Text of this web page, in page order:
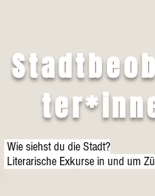
Wie siehst du die Stadt?
Literarische Exkurse in und um